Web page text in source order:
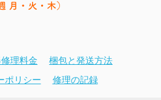
理料金
梱包と発送方法
ポリシー
修理の記録